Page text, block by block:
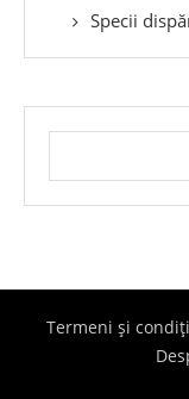
Specii
Termeni și